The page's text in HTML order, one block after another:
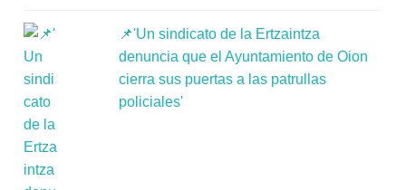
📌'Un sindicato de la Ertzaintza
denuncia que el Ayuntamiento de Oion
cierra sus puertas a las patrullas
policiales'